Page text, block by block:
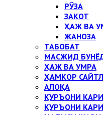
РЎЗА
ЗАКОТ
ҲАЖ ВА
ЖАНОЗА
ТАБОБАТ
МАСЖИД
ҲАЖ ВА УМРА
ҲАМКОР
АЛОҚА
ҚУРЪОНИ
ҚУРЪОНИ